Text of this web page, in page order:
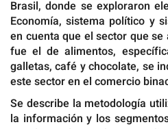
Brasil, donde se exploraron
Economía, sistema político y
en cuenta que el sector que
fue el de alimentos,
galletas, café y chocolate, se
este sector en el comercio
Se describe la metodología
la información y los